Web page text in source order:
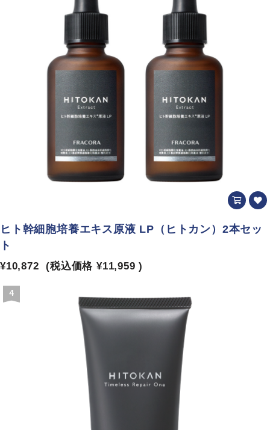
ヒト幹細胞培養エキス原液 LP（ヒトカン）2本セッ
ト
¥10,872 (税込価格 ¥11,959 )
4